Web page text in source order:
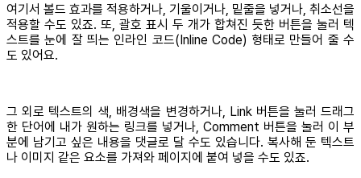
여기서 볼드 효과를 적용하거나, 기울이거나, 밑줄을 넣거나, 취소선을
적용할 수도 있죠. 또, 괄호 표시 두 개가 합쳐진 듯한 버튼을 눌러 텍
스트를 눈에 잘 띄는 인라인 코드(Inline Code) 형태로 만들어 줄 수
도 있어요.
그 외로 텍스트의 색, 배경색을 변경하거나, Link 버튼을 눌러 드래그
한 단어에 내가 원하는 링크를 넣거나, Comment 버튼을 눌러 이 부
분에 남기고 싶은 내용을 댓글로 달 수도 있습니다. 복사해 둔 텍스트
나 이미지 같은 요소를 가져와 페이지에 붙여 넣을 수도 있죠.